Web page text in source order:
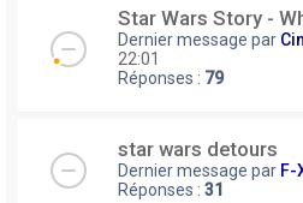
Star Wars Story -
Dernier message par
22:01
Réponses : 79
star wars detours
Dernier message par F-
Réponses : 31